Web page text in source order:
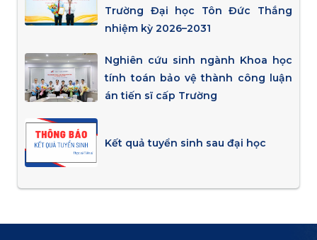
Trường Đại học Tôn Đức Thắng
nhiệm kỳ 2026–2031
Nghiên cứu sinh ngành Khoa học
tính toán bảo vệ thành công luận
án tiến sĩ cấp Trường
Kết quả tuyển sinh sau đại học